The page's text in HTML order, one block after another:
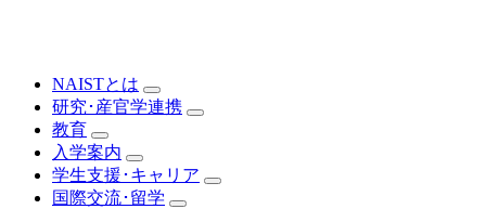
NAISTとは
研究･産官学連携
教育
入学案内
学生支援･キャリア
国際交流･留学